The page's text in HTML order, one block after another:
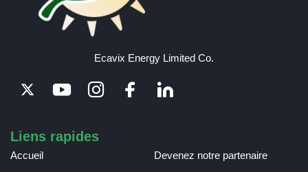
Ecavix Energy Limited Co.
Liens rapides
Accueil
Devenez notre partenaire